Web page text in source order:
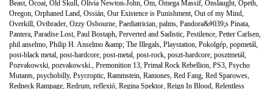
Beast, Ocoai, Old Skull, Olivia Newton-John, Om, Omega Massif, Onslaught, Opeth,
Oregon, Orphaned Land, Ossián, Our Existence is Punishment, Out of my Mind,
Overkill, Ovibrader, Ozzy Osbourne, Paediatrician, palms, Pandora&#039;s Pinata,
Pantera, Paradise Lost, Paul Bostaph, Perverted and Sadistic, Pestilence, Petter Carlsen,
phil anselmo, Philip H. Anselmo &amp; The Illegals, Playstation, Pokolgép, popmetál,
post-black metal, post-hardcore, post-metal, post-rock, poszt-hardcore, posztmetál,
Pozvakowski, pozvakowski., Premonition 13, Primal Rock Rebellion, PS3, Psycho
Mutants, psychobilly, Psycroptic, Rammstein, Ramones, Red Fang, Red Sparowes,
Redneck Rampage, Redrum, reflexió, Regina Spektor, Reign In Blood, Relentless